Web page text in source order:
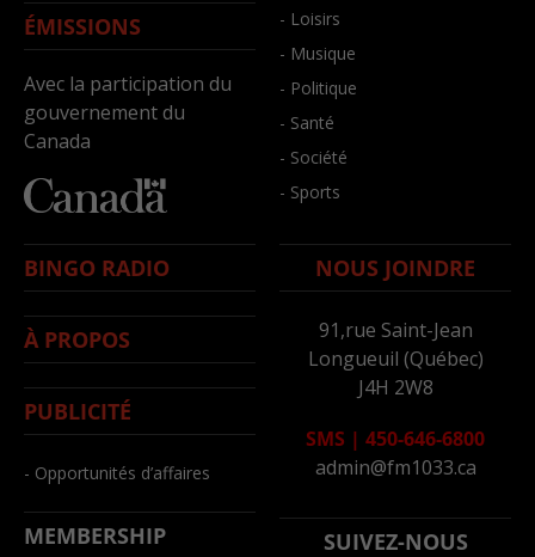
ÉMISSIONS
Avec la participation du
gouvernement du
Canada
- Loisirs
- Musique
- Politique
- Santé
- Société
- Sports
BINGO RADIO
À PROPOS
PUBLICITÉ
- Opportunités d’affaires
MEMBERSHIP
NOUS JOINDRE
91,rue Saint-Jean
Longueuil (Québec)
J4H 2W8
SMS | 450-646-6800
admin@fm1033.ca
SUIVEZ-NOUS